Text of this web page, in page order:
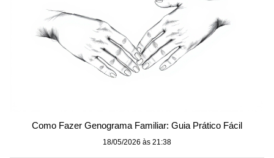
Como Fazer Genograma Familiar: Guia Prático Fácil
18/05/2026 às 21:38